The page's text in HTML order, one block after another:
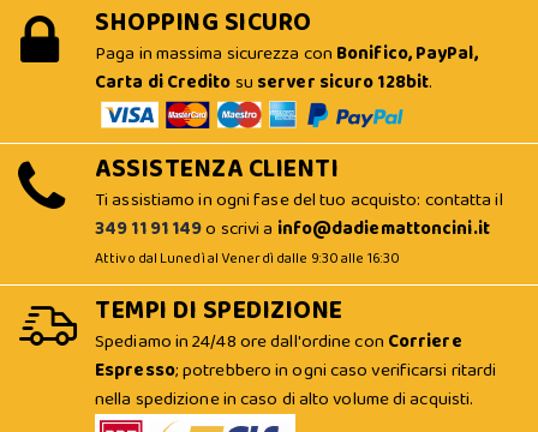
SHOPPING SICURO
Paga in massima sicurezza con Bonifico, PayPal,
Carta di Creditosu server sicuro 128bit.
ASSISTENZA CLIENTI
Ti assistiamo in ogni fase del tuo acquisto: contatta il
349 11 91 149o scrivi a info@dadiemattoncini.it
Attivo dal Lunedì al Venerdì dalle 9:30 alle 16:30
TEMPI DI SPEDIZIONE
Spediamo in 24/48 ore dall'ordine con Corriere
Espresso; potrebbero in ogni caso verificarsi ritardi
nella spedizione in caso di alto volume di acquisti.